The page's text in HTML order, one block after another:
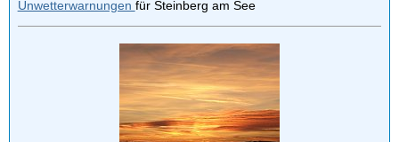
Unwetterwarnungen für Steinberg am See